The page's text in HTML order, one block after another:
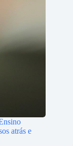
atrás e